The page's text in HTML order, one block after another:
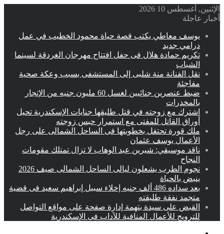
الإثنين, أغسطس 10 2026
أخبار عاجلة
يوسف معاطي يكتب قصة حياة محمود الخطيب في عمل
درامي جديد
تكريم حمادة هلال فى حفل افتتاح مهرجان الغردقة لسينما
الشباب
نقل الفنانة منة شلبى إلى المستشفى بسبب وعكة صحية
مفاجئة
ضبط عنصرين جنائيين لغسل 60 مليون جنيه من الإتجار
بالمخدرات
اشترك مع زوجته في قتل طليقها جنايات الإسكندرية تحيل
أوراق القاتل للمفتى مع استمرار حبس زوجته
ملك قورة تحتفل بخطوبتها فى الساحل الشمالى على رجل
الأعمال يوسف عثمان
ناقد موسيقي: شيرين عبد الوهاب لا تزال تمتلك مقومات
النجاح
نجوم الطرب يشعلون ليالى الساحل الشمالى صيف 2026
ينبض بالحياة
بعد سداده 486 ألف جنيه إخلاء سبيل إبراهيم سعيد فى قضية
متجمد نفقة طليقته
القبض على سيدة بتهمة إدارة صفحة على مواقع التواصل
للترويج للأعمال المنافية للآداب فى الإسكندرية